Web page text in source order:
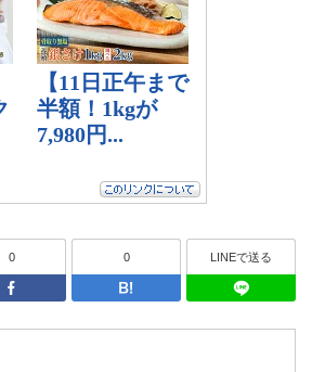
Twitter
0
Facebook
0
はてなブッ
LINEで送る